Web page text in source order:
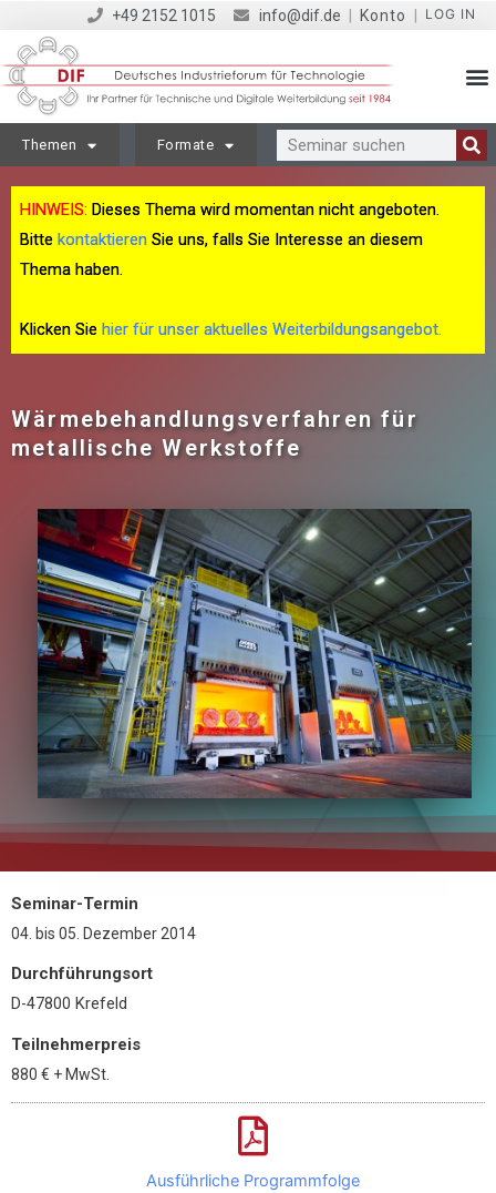
+49 2152 1015 info@dif.de Konto LOG IN
Themen Formate
HINWEIS: Dieses Thema wird momentan nicht angeboten.
Bitte kontaktieren Sie uns, falls Sie Interesse an diesem
Thema haben.
Klicken Sie hier für unser aktuelles Weiterbildungsangebot.
Wärmebehandlungsverfahren für
metallische Werkstoffe
Seminar-Termin
04. bis 05. Dezember 2014
Durchführungsort
D-47800 Krefeld
Teilnehmerpreis
880 € + MwSt.
Ausführliche Programmfolge